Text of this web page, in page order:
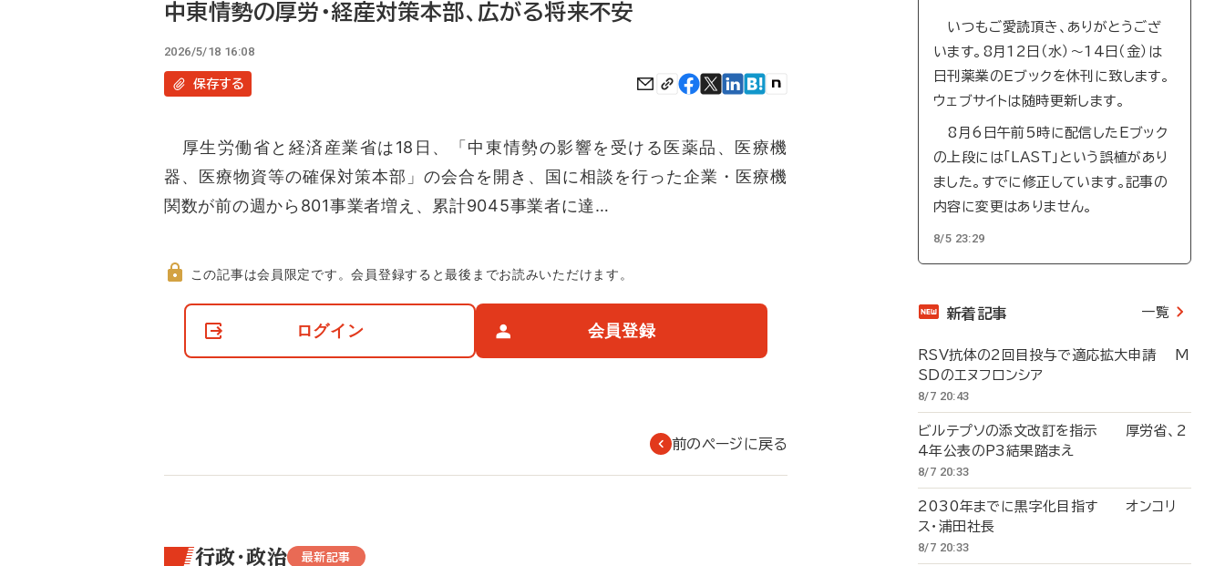
中東情勢の厚労・経産対策本部、広がる将来不安
2026/5/18 16:08
保存する
厚生労働省と経済産業省は18日、「中東情勢の影響を受ける医薬品、医療機
器、医療物資等の確保対策本部」の会合を開き、国に相談を行った企業・医療機
関数が前の週から801事業者増え、累計9045事業者に達…
て
この記事は会員限定です。会員登録すると最後までお読みいただけます。
ログイン 会員登録
前のページに戻る
行政・政治 最新記事
いつもご愛読頂き、ありがとうござ
います。8月12日（水）～14日（金）は
日刊薬業のEブックを休刊に致します。
ウェブサイトは随時更新します。
8月6日午前5時に配信したEブック
の上段には「LAST」という誤植があり
ました。すでに修正しています。記事の
内容に変更はありません。
8/5 23:29
新着記事 一覧
RSV抗体の2回目投与で適応拡大申請 M
SDのエヌフロンシア
8/7 20:43
ビルテプソの添文改訂を指示 厚労省、2
4年公表のP3結果踏まえ
8/7 20:33
2030年までに黒字化目指す オンコリ
ス・浦田社長
8/7 20:33